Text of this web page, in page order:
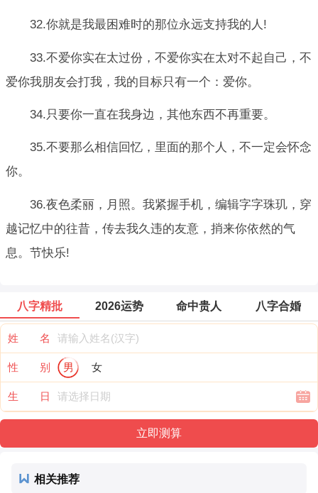
32.你就是我最困难时的那位永远支持我的人!
33.不爱你实在太过份，不爱你实在太对不起自己，不
爱你我朋友会打我，我的目标只有一个：爱你。
34.只要你一直在我身边，其他东西不再重要。
35.不要那么相信回忆，里面的那个人，不一定会怀念
你。
36.夜色柔丽，月照。我紧握手机，编辑字字珠玑，穿
越记忆中的往昔，传去我久违的友意，捎来你依然的气
息。节快乐!
八字精批 2026运势 命中贵人 八字合婚
姓 名
性 别 男 女
生 日
相关推荐